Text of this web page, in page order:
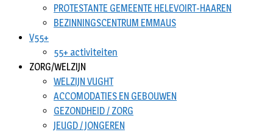
PROTESTANTE GEMEENTE HELEVOIRT-HAAREN
BEZINNINGSCENTRUM EMMAUS
V55+
55+ activiteiten
ZORG/WELZIJN
WELZIJN VUGHT
ACCOMODATIES EN GEBOUWEN
GEZONDHEID / ZORG
JEUGD / JONGEREN